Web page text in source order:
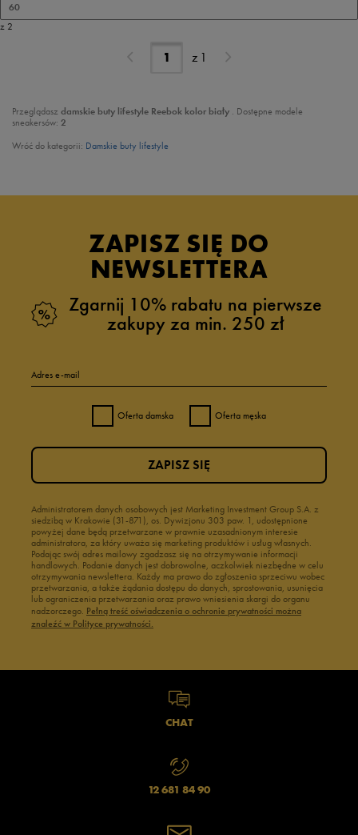
60
z 2
z 1
Przeglądasz damskie buty lifestyle Reebok kolor biały . Dostępne modele
sneakersów: 2
Wróć do kategorii: Damskie buty lifestyle
ZAPISZ SIĘ DO
NEWSLETTERA
Zgarnij 10% rabatu na pierwsze
zakupy za min. 250 zł
Adres e-mail
Oferta damska Oferta męska
Administratorem danych osobowych jest Marketing Investment Group S.A. z
siedzibą w Krakowie (31-871), os. Dywizjonu 303 paw. 1, udostępnione
powyżej dane będą przetwarzane w prawnie uzasadnionym interesie
administratora, za który uważa się marketing produktów i usług własnych.
Podając swój adres mailowy zgadzasz się na otrzymywanie informacji
handlowych. Podanie danych jest dobrowolne, aczkolwiek niezbędne w celu
otrzymywania newslettera. Każdy ma prawo do zgłoszenia sprzeciwu wobec
przetwarzania, a także żądania dostępu do danych, sprostowania, usunięcia
lub ograniczenia przetwarzania oraz prawo wniesienia skargi do organu
nadzorczego. Pełną treść oświadczenia o ochronie prywatności można
znaleźć w Polityce prywatności.
ZAPISZ SIĘ
CHAT
12 681 84 90